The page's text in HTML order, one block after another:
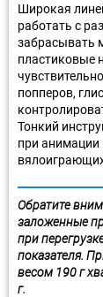
Широкая
работать с
забрасывать
пластиковые
попперов,
Тонкий
при анимации
Обратите
заложенные
при
показателя.
весом 190 г
г.